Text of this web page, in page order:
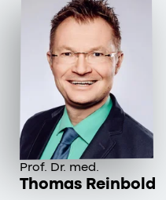
Prof. Dr. med.
Thomas Reinbold